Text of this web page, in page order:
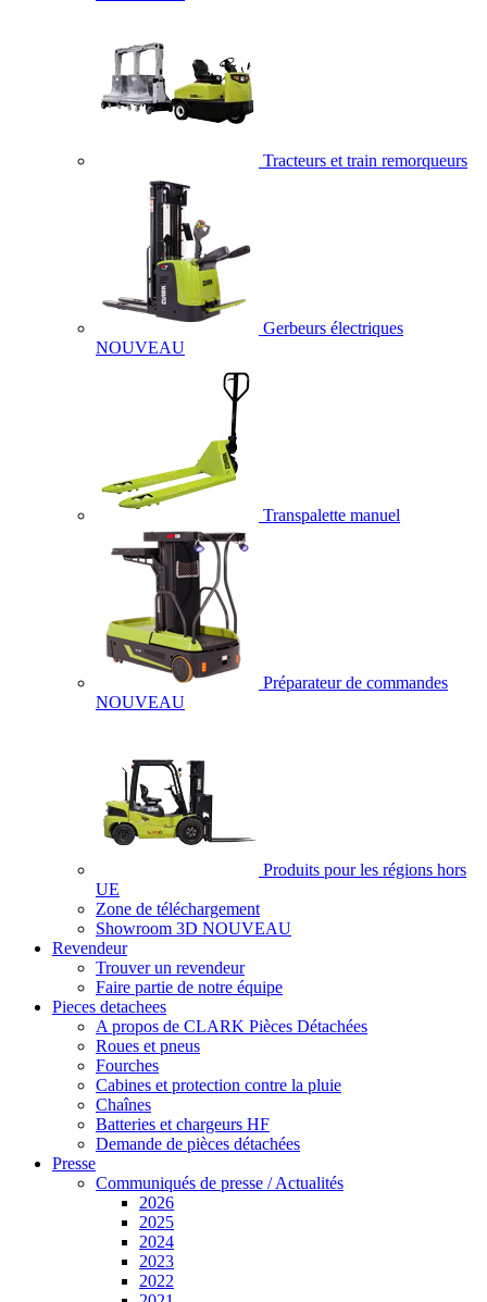
Tracteurs et train remorqueurs
Gerbeurs électriques
NOUVEAU
Transpalette manuel
Préparateur de commandes
NOUVEAU
Produits pour les régions hors
UE
Zone de téléchargement
Showroom 3D NOUVEAU
Revendeur
Trouver un revendeur
Faire partie de notre équipe
Pieces detachees
A propos de CLARK Pièces Détachées
Roues et pneus
Fourches
Cabines et protection contre la pluie
Chaînes
Batteries et chargeurs HF
Demande de pièces détachées
Presse
Communiqués de presse / Actualités
2026
2025
2024
2023
2022